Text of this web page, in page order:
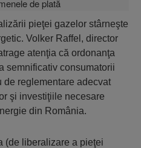
pieţei gazelor stârneşte
Volker Raffel, director
atenţia că ordonanţa
semnificativ consumatorii
reglementare adecvat
şi investiţiile necesare
din România.
(de liberalizare a pieţei